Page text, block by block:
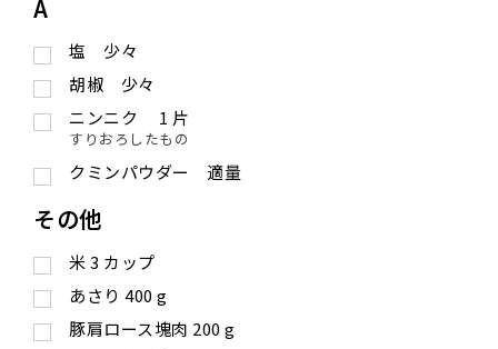
A
塩 少々
胡椒 少々
ニンニク
1 片
すりおろしたもの
クミンパウダー 適量
その他
米3 カップ
あさり 400 g
豚肩ロース塊肉 200 g